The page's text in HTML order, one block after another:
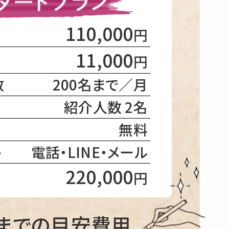
110,000円
11,000円
200名まで／月
紹介人数 2名
無料
電話・LINE・メール
220,000円